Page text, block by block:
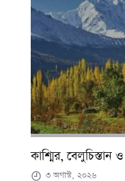
কাশ্মির, বেলুচিস্তান
৩ অগাস্ট, ২০২৬